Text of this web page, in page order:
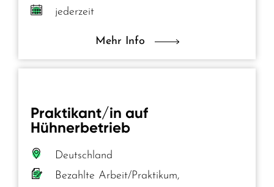
jederzeit
Mehr Info
Praktikant/in auf
Hühnerbetrieb
Deutschland
Bezahlte Arbeit/Praktikum,